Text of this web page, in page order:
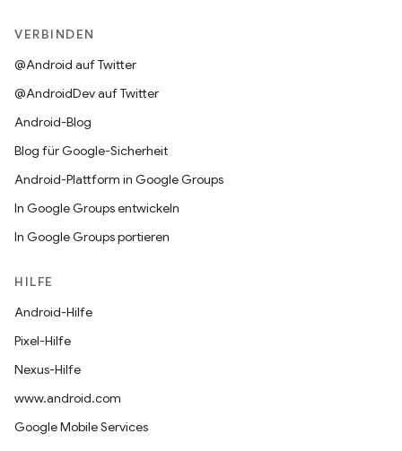
VERBINDEN
@Android auf Twitter
@AndroidDev auf Twitter
Android-Blog
Blog für Google-Sicherheit
Android-Plattform in Google Groups
In Google Groups entwickeln
In Google Groups portieren
HILFE
Android-Hilfe
Pixel-Hilfe
Nexus-Hilfe
www.android.com
Google Mobile Services